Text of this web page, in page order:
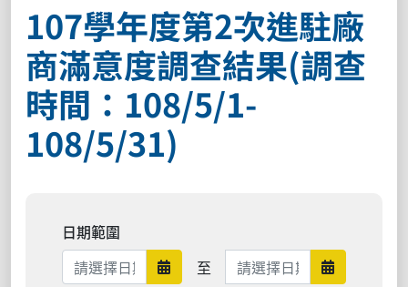
107學年度第2次進駐廠
商滿意度調查結果(調查
時間：108/5/1-
108/5/31)
日期範圍
日期範圍開始
至 日期範圍結束 日期範圍